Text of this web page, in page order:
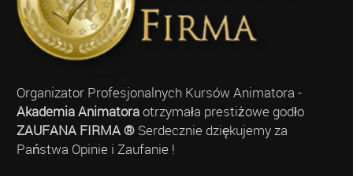
Organizator Profesjonalnych Kursów Animatora -
Akademia Animatoraotrzymała prestiżowe godło
ZAUFANA FIRMA ®Serdecznie dziękujemy za
Państwa Opinie i Zaufanie !